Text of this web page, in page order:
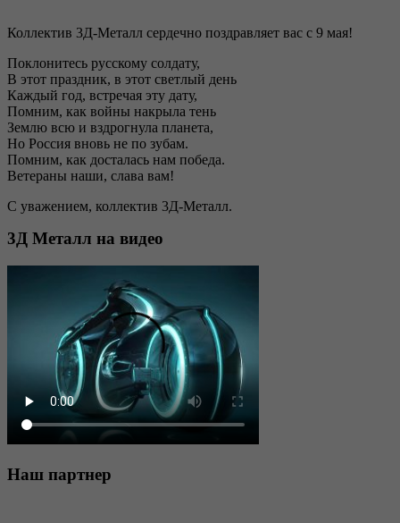
Коллектив 3Д-Металл сердечно поздравляет вас с 9 мая!
Поклонитесь русскому солдату,
В этот праздник, в этот светлый день
Каждый год, встречая эту дату,
Помним, как войны накрыла тень
Землю всю и вздрогнула планета,
Но Россия вновь не по зубам.
Помним, как досталась нам победа.
Ветераны наши, слава вам!
С уважением, коллектив 3Д-Металл.
3Д Металл на видео
Наш партнер